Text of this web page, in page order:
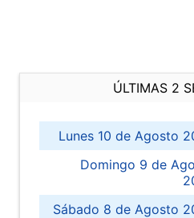
ÚLTIMAS 2
Lunes 10 de Agosto
Domingo 9 de
Sábado 8 de Agosto